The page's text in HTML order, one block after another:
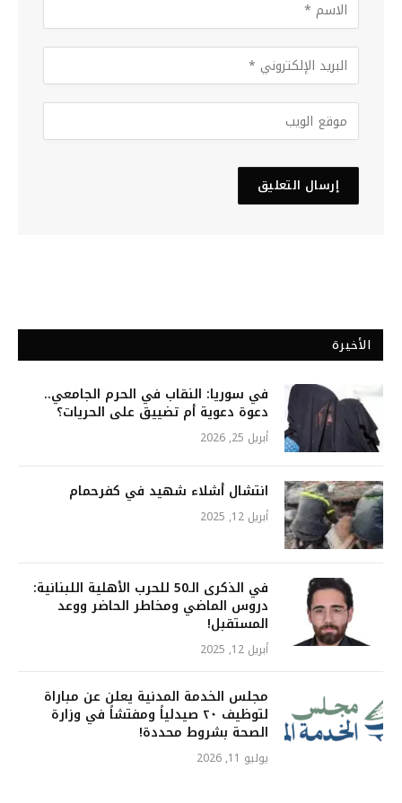
الأخيرة
في سوريا: النقاب في الحرم الجامعي..
دعوة دعوية أم تضييق على الحريات؟
أبريل 25, 2026
انتشال أشلاء شهيد في كفرحمام
أبريل 12, 2025
في الذكرى الـ50 للحرب الأهلية اللبنانية:
دروس الماضي ومخاطر الحاضر ووعد
المستقبل!
أبريل 12, 2025
مجلس الخدمة المدنية يعلن عن مباراة
لتوظيف ٢٠ صيدلياً ومفتشاً في وزارة
الصحة بشروط محددة!
يوليو 11, 2026